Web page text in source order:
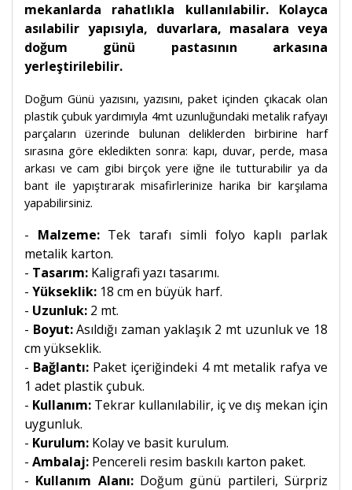
mekanlarda rahatlıkla kullanılabilir. Kolayca
asılabilir yapısıyla, duvarlara, masalara veya
doğum günü pastasının arkasına
yerleştirilebilir.
Doğum Günü yazısını, yazısını, paket içinden çıkacak olan
plastik çubuk yardımıyla 4mt uzunluğundaki metalik rafyayı
parçaların üzerinde bulunan deliklerden birbirine harf
sırasına göre ekledikten sonra: kapı, duvar, perde, masa
arkası ve cam gibi birçok yere iğne ile tutturabilir ya da
bant ile yapıştırarak misafirlerinize harika bir karşılama
yapabilirsiniz.
- Malzeme:Tek tarafı simli folyo kaplı parlak
metalik karton.
- Tasarım: Kaligrafi yazı tasarımı.
- Yükseklik: 18 cm en büyük harf.
- Uzunluk: 2 mt.
- Boyut:Asıldığı zaman yaklaşık 2 mt uzunluk ve 18
cm yükseklik.
- Bağlantı: Paket içeriğindeki 4 mt metalik rafya ve
1 adet plastik çubuk.
- Kullanım: Tekrar kullanılabilir, iç ve dış mekan için
uygunluk.
- Kurulum: Kolay ve basit kurulum.
- Ambalaj: Pencereli resim baskılı karton paket.
- Kullanım Alanı:Doğum günü partileri, Sürpriz